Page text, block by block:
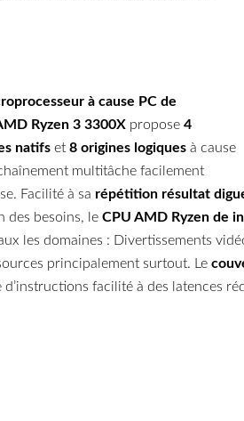
à cause PC de
Ryzen 3 3300X propose 4
natifset 8 origines logiquesà cause
multitâche facilement
Facilité à sa répétition résultat
des besoins, le CPU AMD Ryzen de
les domaines : Divertissements
principalement surtout. Le
facilité à des latences